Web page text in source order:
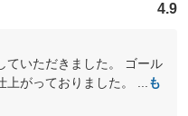
4.9
ていただきました。 ゴール
がっておりました。 ...
も